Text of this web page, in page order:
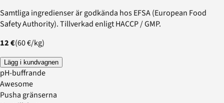
Samtliga ingredienser är godkända hos EFSA (European Food
Safety Authority). Tillverkad enligt HACCP / GMP.
12 €(60 €/kg)
Lägg i kundvagnen
pH-buffrande
Awesome
Pusha gränserna